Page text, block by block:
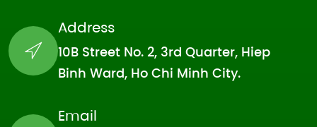
Address
10B Street No. 2, 3rd Quarter, Hiep
Binh Ward, Ho Chi Minh City.
Email